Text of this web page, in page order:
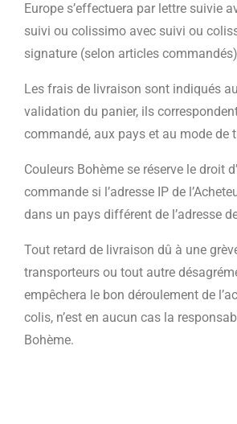
Europe s’effectuera par lettre suivie
suivi ou colissimo avec suivi ou
signature (selon articles
Les frais de livraison sont indiqués
validation du panier, ils
commandé, aux pays et au mode de
Couleurs Bohème se réserve le droit
commande si l’adresse IP de
dans un pays différent de l’adresse
Tout retard de livraison dû à une
transporteurs ou tout autre
empêchera le bon déroulement de
colis, n’est en aucun cas la
Bohème.